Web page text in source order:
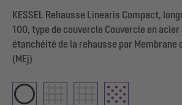
KESSEL Rehausse Linearis Compact,
100, type de couvercle Couvercle en acier
étanchéité de la rehausse par
(MEj)